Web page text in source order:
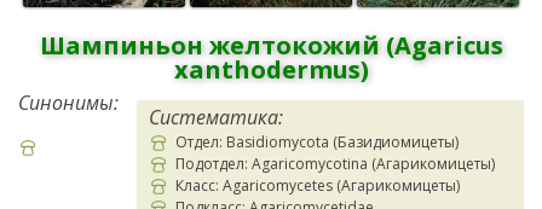
Шампиньон желтокожий (Agaricus
xanthodermus)
Систематика:
Отдел: Basidiomycota (Базидиомицеты)
Подотдел: Agaricomycotina (Агарикомицеты)
Класс: Agaricomycetes (Агарикомицеты)
Синонимы: